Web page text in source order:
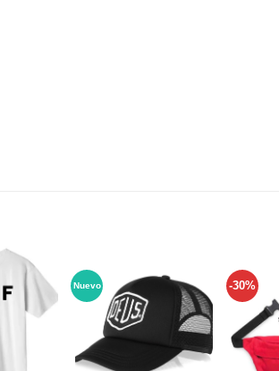
lista de
Nuevo
Añadir
a tu
lista de
deseos
-30%